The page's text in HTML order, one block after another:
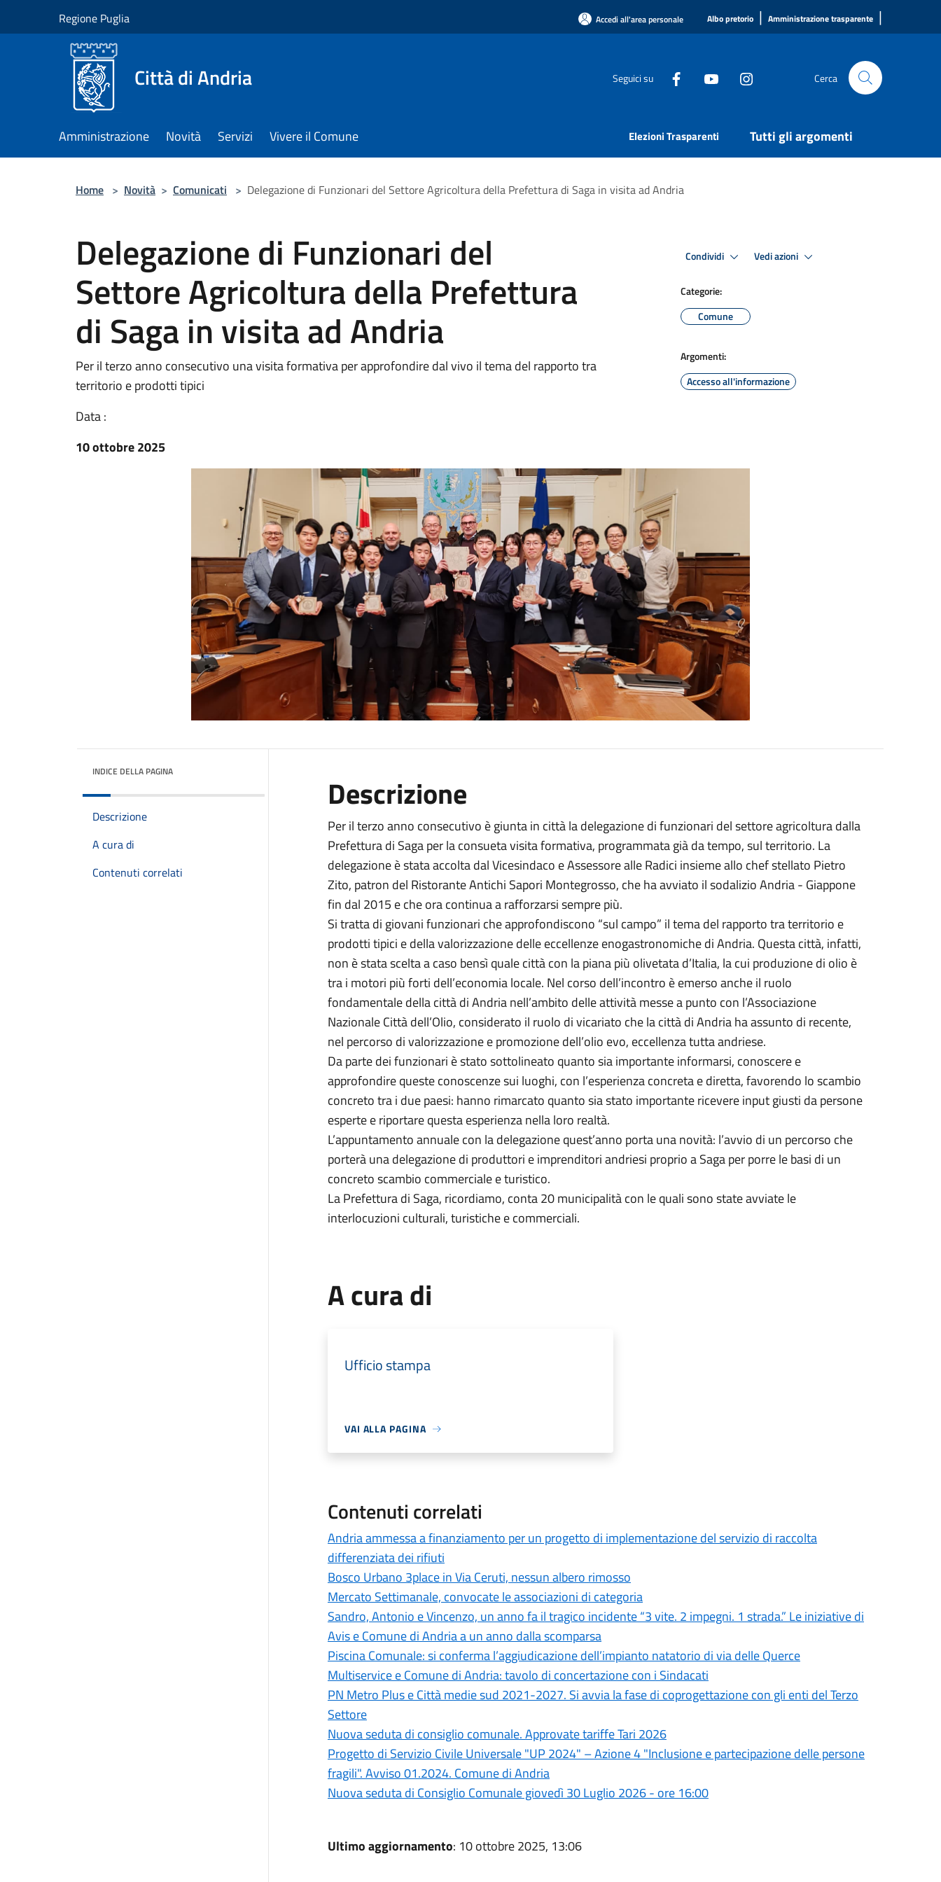
Regione Puglia Accedi all'area personale Albo pretorio | Amministrazione trasparente |
Città di Andria Seguici su Cerca
Amministrazione Novità Servizi Vivere il Comune Elezioni Trasparenti Tutti gli argomenti
Home > Novità > Comunicati > Delegazione di Funzionari del Settore Agricoltura della Prefettura di Saga in visita ad Andria
Delegazione di Funzionari del
Settore Agricoltura della Prefettura
di Saga in visita ad Andria
Per il terzo anno consecutivo una visita formativa per approfondire dal vivo il tema del rapporto tra
territorio e prodotti tipici
Data :
10 ottobre 2025
Condividi Vedi azioni
Categorie:
Comune
Argomenti:
Accesso all'informazione
INDICE DELLA PAGINA
Descrizione
A cura di
Contenuti correlati
Descrizione
Per il terzo anno consecutivo è giunta in città la delegazione di funzionari del settore agricoltura dalla
Prefettura di Saga per la consueta visita formativa, programmata già da tempo, sul territorio. La
delegazione è stata accolta dal Vicesindaco e Assessore alle Radici insieme allo chef stellato Pietro
Zito, patron del Ristorante Antichi Sapori Montegrosso, che ha avviato il sodalizio Andria - Giappone
fin dal 2015 e che ora continua a rafforzarsi sempre più.
Si tratta di giovani funzionari che approfondiscono “sul campo” il tema del rapporto tra territorio e
prodotti tipici e della valorizzazione delle eccellenze enogastronomiche di Andria. Questa città, infatti,
non è stata scelta a caso bensì quale città con la piana più olivetata d’Italia, la cui produzione di olio è
tra i motori più forti dell’economia locale. Nel corso dell’incontro è emerso anche il ruolo
fondamentale della città di Andria nell’ambito delle attività messe a punto con l’Associazione
Nazionale Città dell’Olio, considerato il ruolo di vicariato che la città di Andria ha assunto di recente,
nel percorso di valorizzazione e promozione dell’olio evo, eccellenza tutta andriese.
Da parte dei funzionari è stato sottolineato quanto sia importante informarsi, conoscere e
approfondire queste conoscenze sui luoghi, con l’esperienza concreta e diretta, favorendo lo scambio
concreto tra i due paesi: hanno rimarcato quanto sia stato importante ricevere input giusti da persone
esperte e riportare questa esperienza nella loro realtà.
L’appuntamento annuale con la delegazione quest’anno porta una novità: l’avvio di un percorso che
porterà una delegazione di produttori e imprenditori andriesi proprio a Saga per porre le basi di un
concreto scambio commerciale e turistico.
La Prefettura di Saga, ricordiamo, conta 20 municipalità con le quali sono state avviate le
interlocuzioni culturali, turistiche e commerciali.
A cura di
Ufficio stampa
VAI ALLA PAGINA
Contenuti correlati
Andria ammessa a finanziamento per un progetto di implementazione del servizio di raccolta
differenziata dei rifiuti
Bosco Urbano 3place in Via Ceruti, nessun albero rimosso
Mercato Settimanale, convocate le associazioni di categoria
Sandro, Antonio e Vincenzo, un anno fa il tragico incidente “3 vite. 2 impegni. 1 strada.” Le iniziative di
Avis e Comune di Andria a un anno dalla scomparsa
Piscina Comunale: si conferma l’aggiudicazione dell’impianto natatorio di via delle Querce
Multiservice e Comune di Andria: tavolo di concertazione con i Sindacati
PN Metro Plus e Città medie sud 2021-2027. Si avvia la fase di coprogettazione con gli enti del Terzo
Settore
Nuova seduta di consiglio comunale. Approvate tariffe Tari 2026
Progetto di Servizio Civile Universale "UP 2024" – Azione 4 "Inclusione e partecipazione delle persone
fragili". Avviso 01.2024. Comune di Andria
Nuova seduta di Consiglio Comunale giovedì 30 Luglio 2026 - ore 16:00
Ultimo aggiornamento: 10 ottobre 2025, 13:06